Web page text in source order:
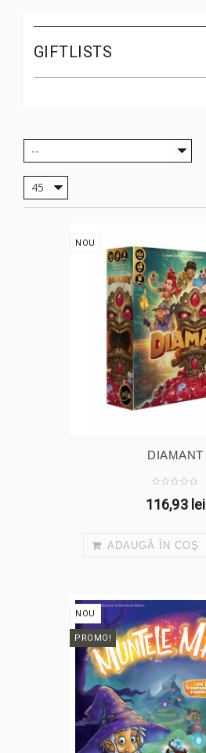
GIFTLISTS
--
45
NOU
DIAMANT
116,93 lei
ADAUGĂ ÎN COŞ
NOU
PROMO!